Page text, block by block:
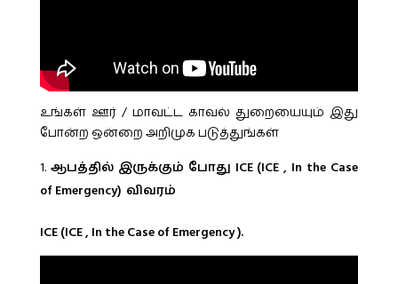
உங்கள் ஊர் / மாவட்ட காவல் துறையையும் இது
போன்ற ஒன்றை அறிமுக படுத்துங்கள்
ஆபத்தில் இருக்கும் போது ICE (ICE , In the Case
of Emergency) விவரம்
ICE (ICE , In the Case of Emergency ).